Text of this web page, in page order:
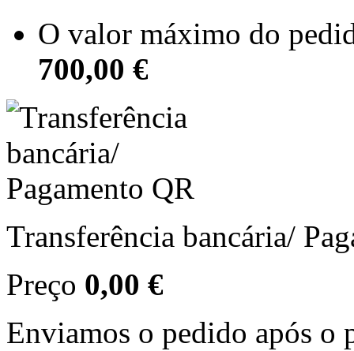
O valor máximo do
700,00 €
Transferência bancária/
Preço 0,00 €
Enviamos o pedido após o